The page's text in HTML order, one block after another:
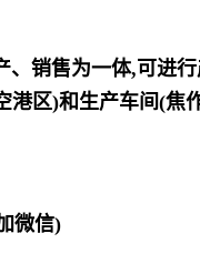
、销售为一体,可进
区)和生产车间(焦
微信)